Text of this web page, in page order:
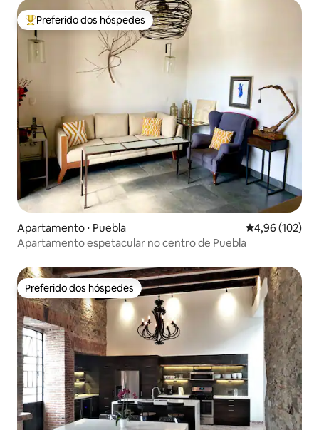
Entre os melhores preferidos dos hóspedes
Preferido dos hóspedes
Apartamento ⋅ Puebla 4,96 de uma
4,96 (102)
Apartamento espetacular no centro de Puebla
Preferido dos hóspedes
Preferido dos hóspedes